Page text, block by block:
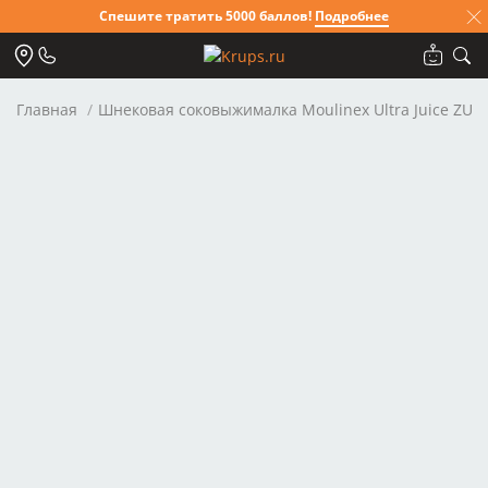
Спешите тратить 5000 баллов! Подробнее
Главная Шнековая соковыжималка Moulinex Ultra Juice
Для клиентов всех банков